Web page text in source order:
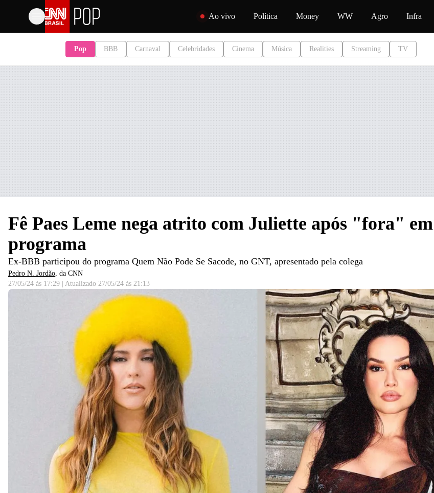
Pular para o conteúdo
Ao vivo Política Money WW Agro Infra
Pop BBB Carnaval Celebridades Cinema Música Realities Streaming TV
Fê Paes Leme nega atrito com Juliette após "fora" em
programa
Ex-BBB participou do programa Quem Não Pode Se Sacode, no GNT, apresentado pela colega
Pedro N. Jordão, da CNN
27/05/24 às 17:29
Atualizado 27/05/24 às 21:13